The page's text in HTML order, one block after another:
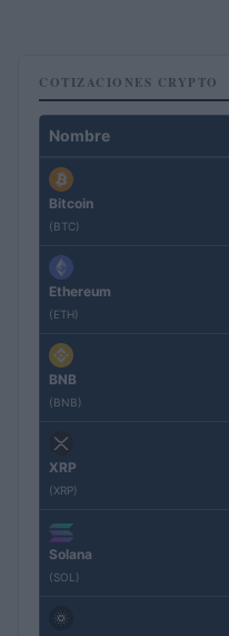
COTIZACIONES CRYPTO
Nombre
Bitcoin
(BTC)
Ethereum
(ETH)
BNB
(BNB)
XRP
(XRP)
Solana
(SOL)